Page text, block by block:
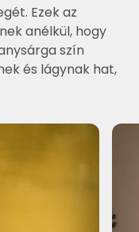
Ezek az
anélkül, hogy
szín
és lágynak hat,